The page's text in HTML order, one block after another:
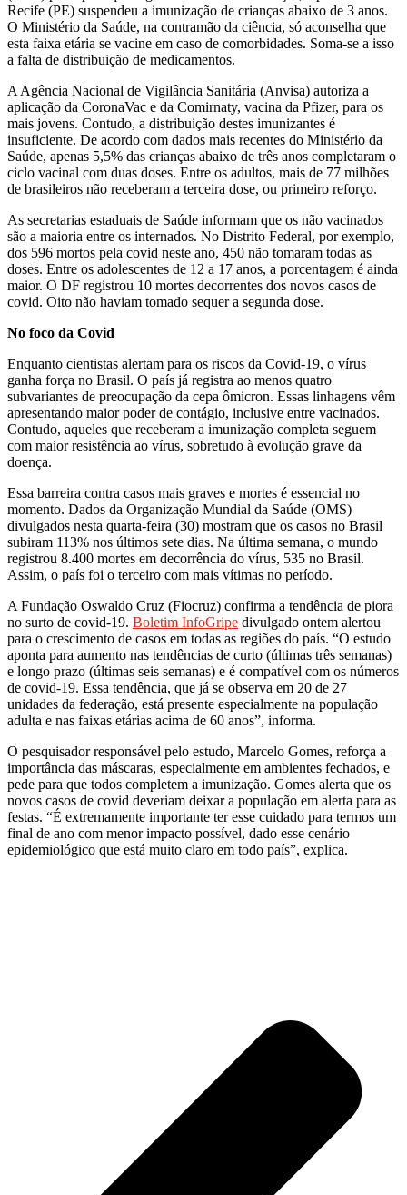
Recife (PE) suspendeu a imunização de crianças abaixo de 3 anos.
O Ministério da Saúde, na contramão da ciência, só aconselha que
esta faixa etária se vacine em caso de comorbidades. Soma-se a isso
a falta de distribuição de medicamentos.
A Agência Nacional de Vigilância Sanitária (Anvisa) autoriza a
aplicação da CoronaVac e da Comirnaty, vacina da Pfizer, para os
mais jovens. Contudo, a distribuição destes imunizantes é
insuficiente. De acordo com dados mais recentes do Ministério da
Saúde, apenas 5,5% das crianças abaixo de três anos completaram o
ciclo vacinal com duas doses. Entre os adultos, mais de 77 milhões
de brasileiros não receberam a terceira dose, ou primeiro reforço.
As secretarias estaduais de Saúde informam que os não vacinados
são a maioria entre os internados. No Distrito Federal, por exemplo,
dos 596 mortos pela covid neste ano, 450 não tomaram todas as
doses. Entre os adolescentes de 12 a 17 anos, a porcentagem é ainda
maior. O DF registrou 10 mortes decorrentes dos novos casos de
covid. Oito não haviam tomado sequer a segunda dose.
No foco da Covid
Enquanto cientistas alertam para os riscos da Covid-19, o vírus
ganha força no Brasil. O país já registra ao menos quatro
subvariantes de preocupação da cepa ômicron. Essas linhagens vêm
apresentando maior poder de contágio, inclusive entre vacinados.
Contudo, aqueles que receberam a imunização completa seguem
com maior resistência ao vírus, sobretudo à evolução grave da
doença.
Essa barreira contra casos mais graves e mortes é essencial no
momento. Dados da Organização Mundial da Saúde (OMS)
divulgados nesta quarta-feira (30) mostram que os casos no Brasil
subiram 113% nos últimos sete dias. Na última semana, o mundo
registrou 8.400 mortes em decorrência do vírus, 535 no Brasil.
Assim, o país foi o terceiro com mais vítimas no período.
A Fundação Oswaldo Cruz (Fiocruz) confirma a tendência de piora
no surto de covid-19. Boletim InfoGripe divulgado ontem alertou
para o crescimento de casos em todas as regiões do país. “O estudo
aponta para aumento nas tendências de curto (últimas três semanas)
e longo prazo (últimas seis semanas) e é compatível com os números
de covid-19. Essa tendência, que já se observa em 20 de 27
unidades da federação, está presente especialmente na população
adulta e nas faixas etárias acima de 60 anos”, informa.
O pesquisador responsável pelo estudo, Marcelo Gomes, reforça a
importância das máscaras, especialmente em ambientes fechados, e
pede para que todos completem a imunização. Gomes alerta que os
novos casos de covid deveriam deixar a população em alerta para as
festas. “É extremamente importante ter esse cuidado para termos um
final de ano com menor impacto possível, dado esse cenário
epidemiológico que está muito claro em todo país”, explica.